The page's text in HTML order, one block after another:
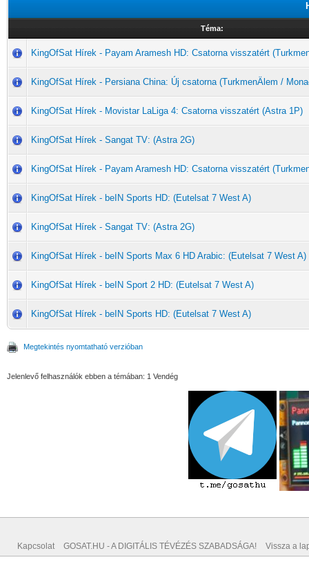
Téma:
KingOfSat Hírek - Payam Aramesh HD: Csatorna visszatért
KingOfSat Hírek - Persiana China: Új csatorna (TurkmenÄlem /
KingOfSat Hírek - Movistar LaLiga 4: Csatorna visszatért (Astra 1P)
KingOfSat Hírek - Sangat TV: (Astra 2G)
KingOfSat Hírek - Payam Aramesh HD: Csatorna visszatért
KingOfSat Hírek - beIN Sports HD: (Eutelsat 7 West A)
KingOfSat Hírek - Sangat TV: (Astra 2G)
KingOfSat Hírek - beIN Sports Max 6 HD Arabic: (Eutelsat 7 West A)
KingOfSat Hírek - beIN Sport 2 HD: (Eutelsat 7 West A)
KingOfSat Hírek - beIN Sports HD: (Eutelsat 7 West A)
Megtekintés nyomtatható verzióban
Jelenlevő felhasználók ebben a témában: 1 Vendég
Kapcsolat GOSAT.HU - A DIGITÁLIS TÉVÉZÉS SZABADSÁGA! Vissza a